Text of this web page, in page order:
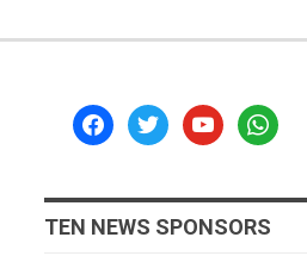
facebooktwitteryoutubewhatsapp
TEN NEWS SPONSORS